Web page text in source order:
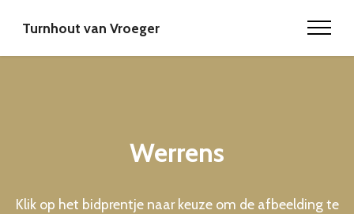
Turnhout van Vroeger
Werrens
Klik op het bidprentje naar keuze om de afbeelding te